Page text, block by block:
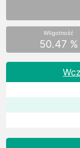
Wilgotność
50.47 %